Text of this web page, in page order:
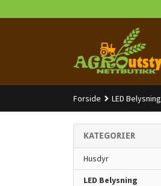
til
Forside LED Belysning
KATEGORIER
Husdyr
LED Belysning